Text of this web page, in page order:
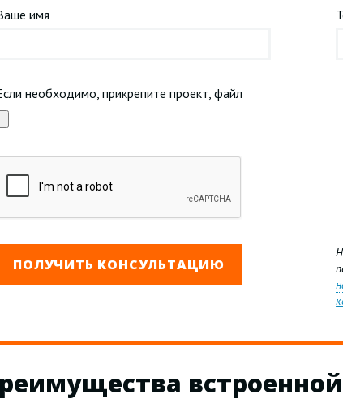
имя
необходимо, прикрепите проект, файл